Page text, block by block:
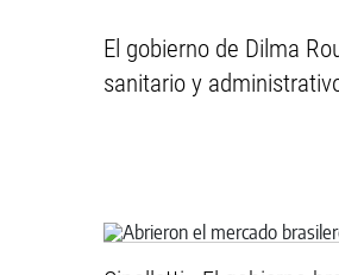
El gobierno de Dilma
sanitario y